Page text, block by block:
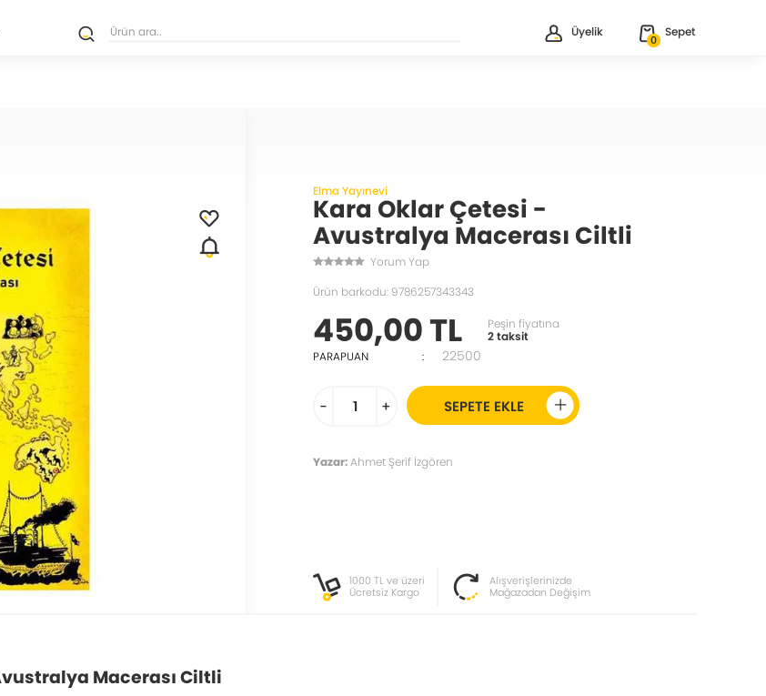
Üyelik
0
Sepet
Elma Yayınevi
Kara Oklar Çetesi -
Avustralya Macerası Ciltli
Yorum Yap
Ürün barkodu: 9786257343343
450,00 TL
Peşin fiyatına
2 taksit
PARAPUAN
: 22500
- + SEPETE EKLE
Yazar:Ahmet Şerif İzgören
1000 TL ve üzeri
Ücretsiz Kargo
Alışverişlerinizde
Mağazadan Değişim
Macerası Ciltli